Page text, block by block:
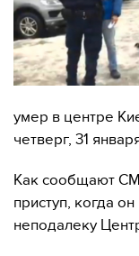
умер в центре
четверг, 31
Как сообщают
приступ, когда
неподалеку